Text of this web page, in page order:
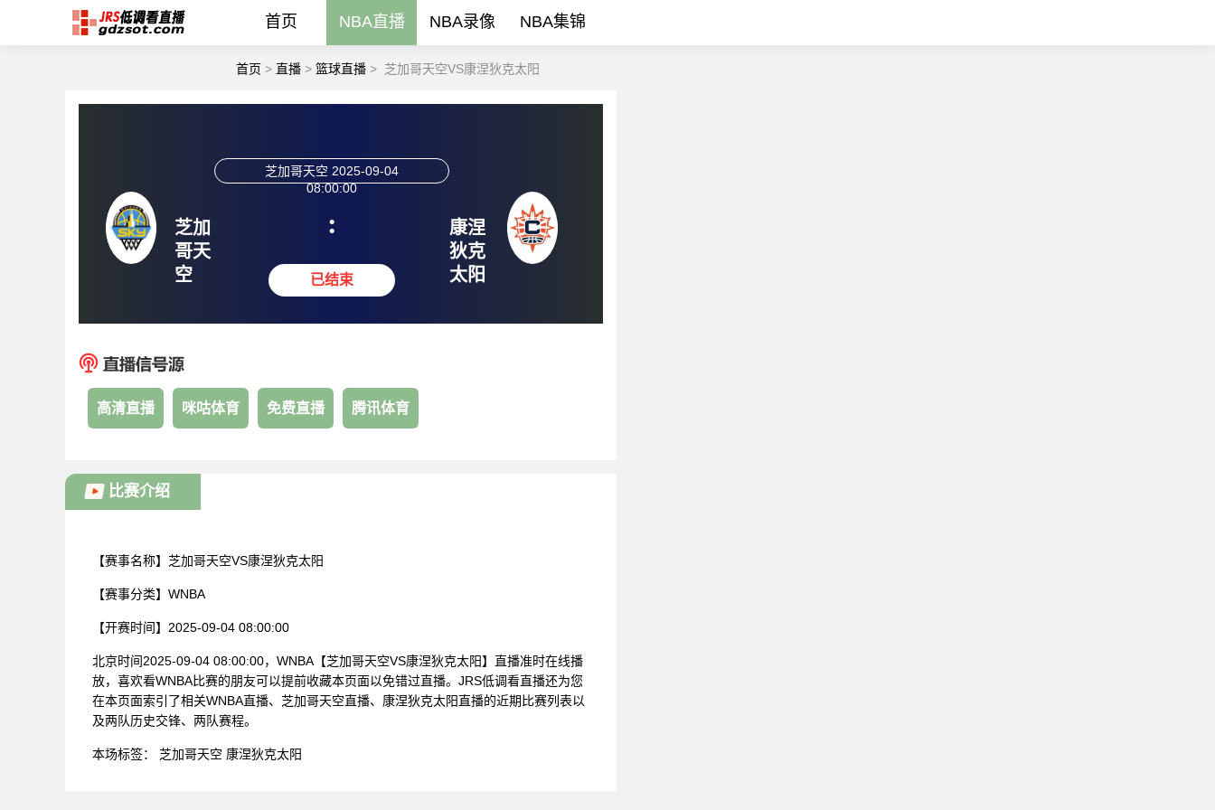
首页 NBA直播 NBA录像 NBA集锦
首页 > 直播 > 篮球直播 > 芝加哥天空VS康涅狄克太阳
芝加
哥天
空
芝加哥天空 2025-09-04
08:00:00
:
已结束
康涅
狄克
太阳
高清直播 咪咕体育 免费直播 腾讯体育
比赛介绍
【赛事名称】 芝加哥天空VS康涅狄克太阳
【赛事分类】 WNBA
【开赛时间】 2025-09-04 08:00:00
北京时间2025-09-04 08:00:00，WNBA【芝加哥天空VS康涅狄克太阳】直播准时在线播
放，喜欢看WNBA比赛的朋友可以提前收藏本页面以免错过直播。JRS低调看直播还为您
在本页面索引了相关WNBA直播、芝加哥天空直播、康涅狄克太阳直播的近期比赛列表以
及两队历史交锋、两队赛程。
本场标签： 芝加哥天空 康涅狄克太阳